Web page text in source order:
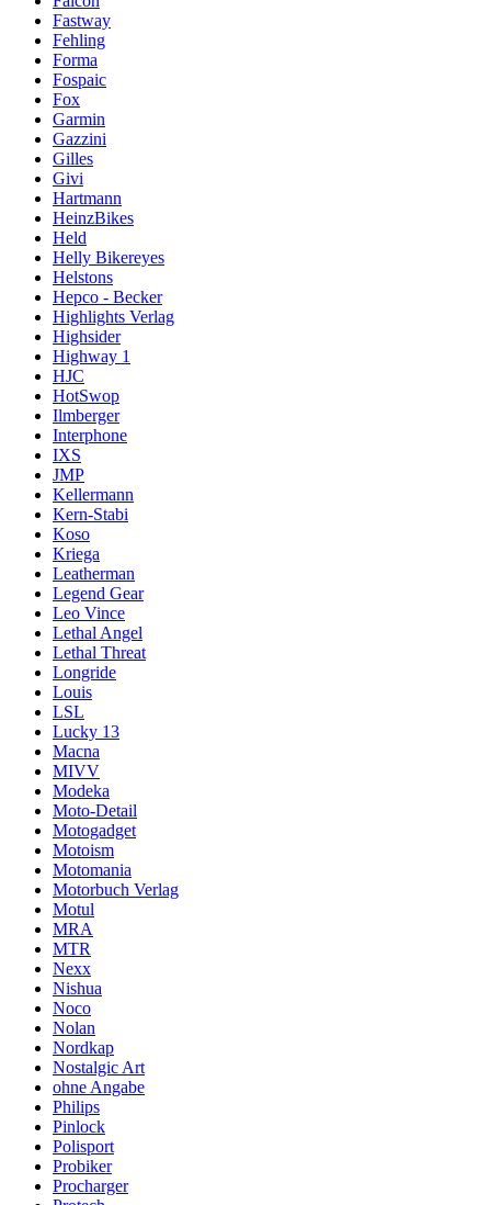
Fastway
Fehling
Forma
Fospaic
Fox
Garmin
Gazzini
Gilles
Givi
Hartmann
HeinzBikes
Held
Helly Bikereyes
Helstons
Hepco - Becker
Highlights Verlag
Highsider
Highway 1
HJC
HotSwop
Ilmberger
Interphone
IXS
JMP
Kellermann
Kern-Stabi
Koso
Kriega
Leatherman
Legend Gear
Leo Vince
Lethal Angel
Lethal Threat
Longride
Louis
LSL
Lucky 13
Macna
MIVV
Modeka
Moto-Detail
Motogadget
Motoism
Motomania
Motorbuch Verlag
Motul
MRA
MTR
Nexx
Nishua
Noco
Nolan
Nordkap
Nostalgic Art
ohne Angabe
Philips
Pinlock
Polisport
Probiker
Procharger